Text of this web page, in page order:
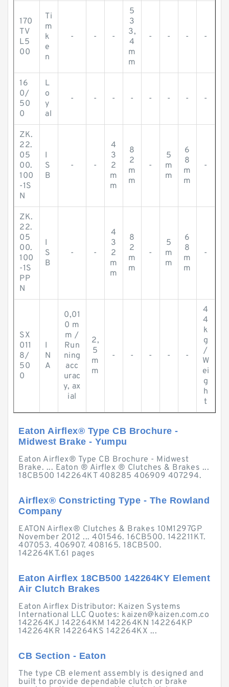
170
TV
L5
00
Ti
m
k
e
n
- - -
5
3
3,
4
m
m
- - - -
16
0/
50
0
L
o
y
al
- - - - - - - -
ZK.
22.
05
00.
100
-1S
N
I
S
B
- -
4
3
2
m
m
8
2
m
m
-
5
m
m
6
8
m
m
-
ZK.
22.
05
00.
100
-1S
PP
N
I
S
B
- -
4
3
2
m
m
8
2
m
m
-
5
m
m
6
8
m
m
-
SX
011
8/
50
0
I
N
A
0,01
0 m
m /
Run
ning
acc
urac
y, ax
ial
2,
5
m
m
- - - - -
4
4
k
g
/
W
ei
g
h
t
Eaton Airflex® Type CB Brochure -
Midwest Brake - Yumpu
Eaton Airflex® Type CB Brochure - Midwest
Brake. ... Eaton ® Airflex ® Clutches & Brakes ...
18CB500 142264KT 408285 406909 407294.
Airflex® Constricting Type - The Rowland
Company
EATON Airflex® Clutches & Brakes 10M1297GP
November 2012 ... 401546. 16CB500. 142211KT.
407053. 406907. 408165. 18CB500.
142264KT.61 pages
Eaton Airflex 18CB500 142264KY Element
Air Clutch Brakes
Eaton Airflex Distributor: Kaizen Systems
International LLC Quotes: kaizen@kaizen.com.co
142264KJ 142264KM 142264KN 142264KP
142264KR 142264KS 142264KX ...
CB Section - Eaton
The type CB element assembly is designed and
built to provide dependable clutch or brake